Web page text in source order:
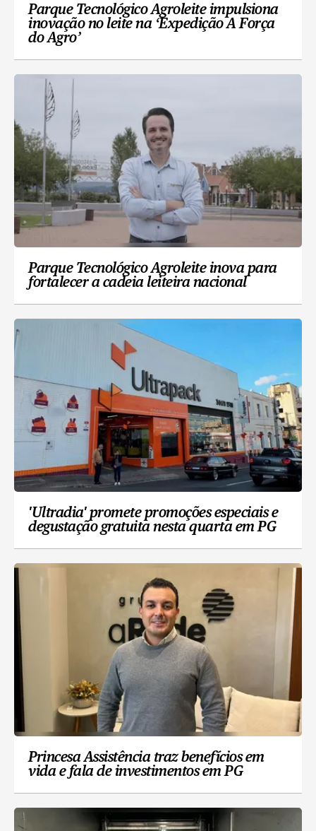
Parque Tecnológico Agroleite impulsiona
inovação no leite na ‘Expedição A Força
do Agro’
Parque Tecnológico Agroleite inova para
fortalecer a cadeia leiteira nacional
'Ultradia' promete promoções especiais e
degustação gratuita nesta quarta em PG
Princesa Assistência traz benefícios em
vida e fala de investimentos em PG